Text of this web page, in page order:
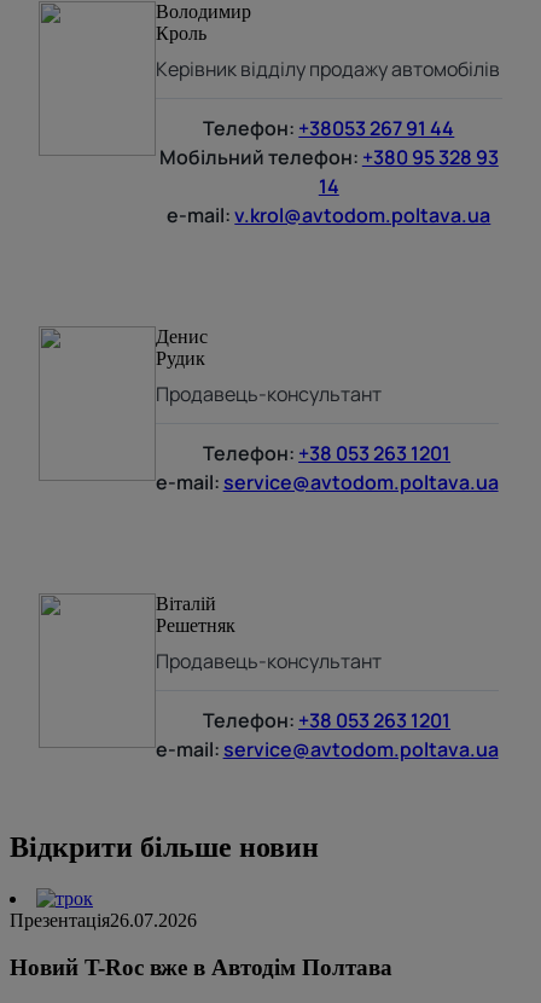
Володимир
Кроль
Керівник відділу продажу автомобілів
Телефон: +38053 267 91 44
Мобільний телефон: +380 95 328 93
14
e-mail:v.krol@avtodom.poltava.ua
Денис
Рудик
Продавець-консультант
Телефон: +38 053 263 1201
e-mail: service@avtodom.poltava.ua
Віталій
Решетняк
Продавець-консультант
Телефон: +38 053 263 1201
e-mail: service@avtodom.poltava.ua
Відкрити більше новин
Презентація26.07.2026
Новий T-Roc вже в Автодім Полтава